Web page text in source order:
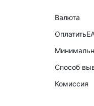
Валюта
Способ
Комиссия